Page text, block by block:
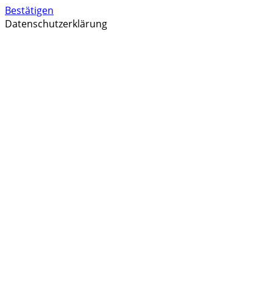
Bestätigen
Datenschutzerklärung